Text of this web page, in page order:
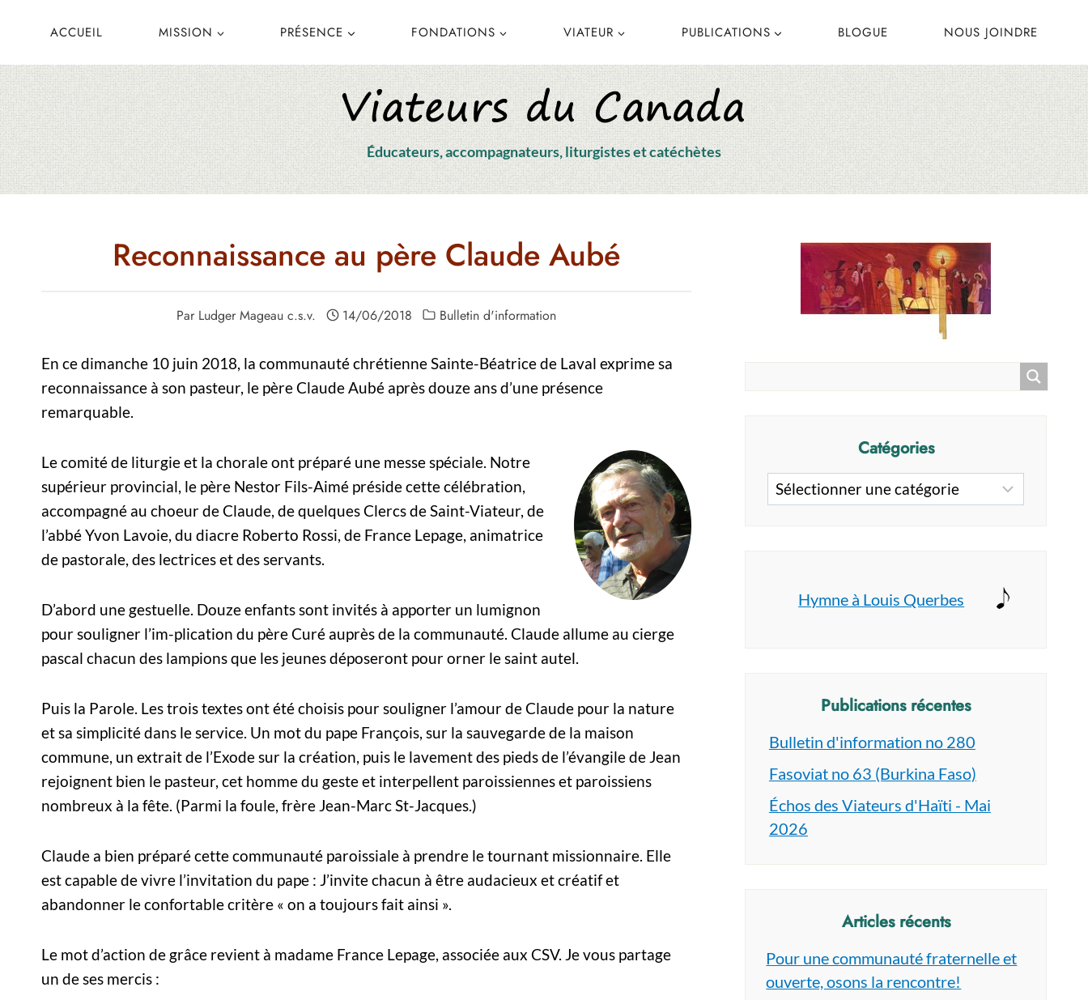
ACCUEIL MISSION PRÉSENCE FONDATIONS VIATEUR PUBLICATIONS BLOGUE NOUS JOINDRE
Éducateurs, accompagnateurs, liturgistes et catéchètes
Reconnaissance au père Claude Aubé
Par Ludger Mageau c.s.v. 14/06/2018 Bulletin d'information
En ce dimanche 10 juin 2018, la communauté chrétienne Sainte-Béatrice de Laval exprime sa
reconnaissance à son pasteur, le père Claude Aubé après douze ans d’une présence
remarquable.
Le comité de liturgie et la chorale ont préparé une messe spéciale. Notre
supérieur provincial, le père Nestor Fils-Aimé préside cette célébration,
accompagné au choeur de Claude, de quelques Clercs de Saint-Viateur, de
l’abbé Yvon Lavoie, du diacre Roberto Rossi, de France Lepage, animatrice
de pastorale, des lectrices et des servants.
D’abord une gestuelle. Douze enfants sont invités à apporter un lumignon
pour souligner l’im-plication du père Curé auprès de la communauté. Claude allume au cierge
pascal chacun des lampions que les jeunes déposeront pour orner le saint autel.
Puis la Parole. Les trois textes ont été choisis pour souligner l’amour de Claude pour la nature
et sa simplicité dans le service. Un mot du pape François, sur la sauvegarde de la maison
commune, un extrait de l’Exode sur la création, puis le lavement des pieds de l’évangile de Jean
rejoignent bien le pasteur, cet homme du geste et interpellent paroissiennes et paroissiens
nombreux à la fête. (Parmi la foule, frère Jean-Marc St-Jacques.)
Claude a bien préparé cette communauté paroissiale à prendre le tournant missionnaire. Elle
est capable de vivre l’invitation du pape : J’invite chacun à être audacieux et créatif et
abandonner le confortable critère « on a toujours fait ainsi ».
Le mot d’action de grâce revient à madame France Lepage, associée aux CSV. Je vous partage
un de ses mercis :
Catégories
Catégories
Hymne à Louis Querbes
Publications récentes
Bulletin d'information no 280
Fasoviat no 63 (Burkina Faso)
Échos des Viateurs d'Haïti - Mai
2026
Articles récents
Pour une communauté fraternelle et
ouverte, osons la rencontre!